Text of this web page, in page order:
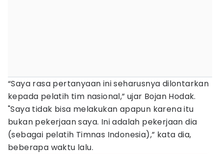
“Saya rasa pertanyaan ini seharusnya dilontarkan
kepada pelatih tim nasional,” ujar Bojan Hodak.
"Saya tidak bisa melakukan apapun karena itu
bukan pekerjaan saya. Ini adalah pekerjaan dia
(sebagai pelatih Timnas Indonesia),” kata dia,
beberapa waktu lalu.